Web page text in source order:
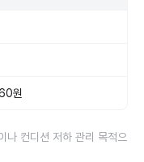
원
나 컨디션 저하 관리 목적으